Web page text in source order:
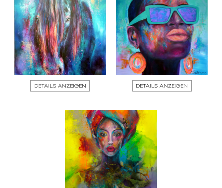
DETAILS ANZEIGEN DETAILS ANZEIGEN